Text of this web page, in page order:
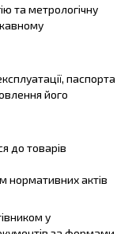
та метрологічну
паспорта
його
до товарів
нормативних актів
у